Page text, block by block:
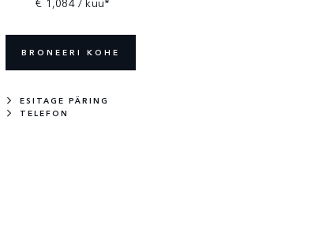
BRONEERI KOHE
ESITAGE PÄRING
TELEFON